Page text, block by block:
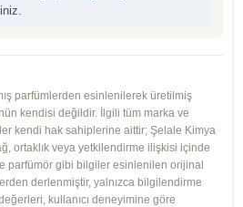
parfümlerden esinlenilerek üretilmiş
kendisi değildir. İlgili tüm marka ve
kendi hak sahiplerine aittir; Şelale Kimya
ortaklık veya yetkilendirme ilişkisi içinde
parfümör gibi bilgiler esinlenilen orijinal
derlenmiştir, yalnızca bilgilendirme
değerleri, kullanıcı deneyimine göre